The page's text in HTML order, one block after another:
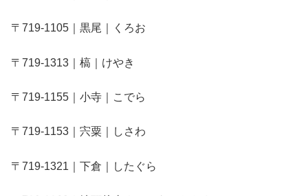
〒719-1105｜黒尾｜くろお
〒719-1313｜槁｜けやき
〒719-1155｜小寺｜こでら
〒719-1153｜宍粟｜しさわ
〒719-1321｜下倉｜したぐら